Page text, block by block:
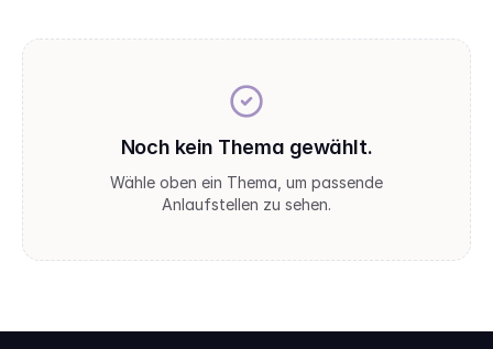
Noch kein Thema gewählt.
Wähle oben ein Thema, um passende
Anlaufstellen zu sehen.